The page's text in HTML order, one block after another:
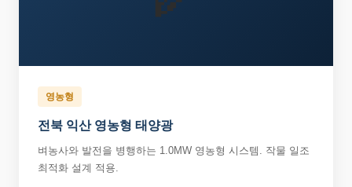
영농형
전북 익산 영농형 태양광
벼농사와 발전을 병행하는 1.0MW 영농형 시스템. 작물 일조
최적화 설계 적용.